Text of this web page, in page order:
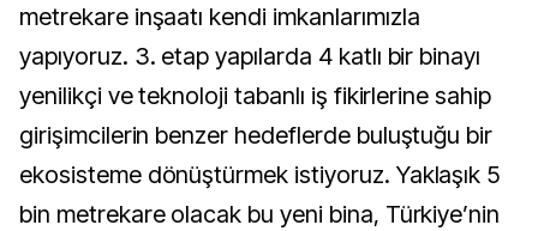
metrekare inşaatı kendi imkanlarımızla
yapıyoruz. 3. etap yapılarda 4 katlı bir binayı
yenilikçi ve teknoloji tabanlı iş fikirlerine sahip
girişimcilerin benzer hedeflerde buluştuğu bir
ekosisteme dönüştürmek istiyoruz. Yaklaşık 5
bin metrekare olacak bu yeni bina, Türkiye’nin